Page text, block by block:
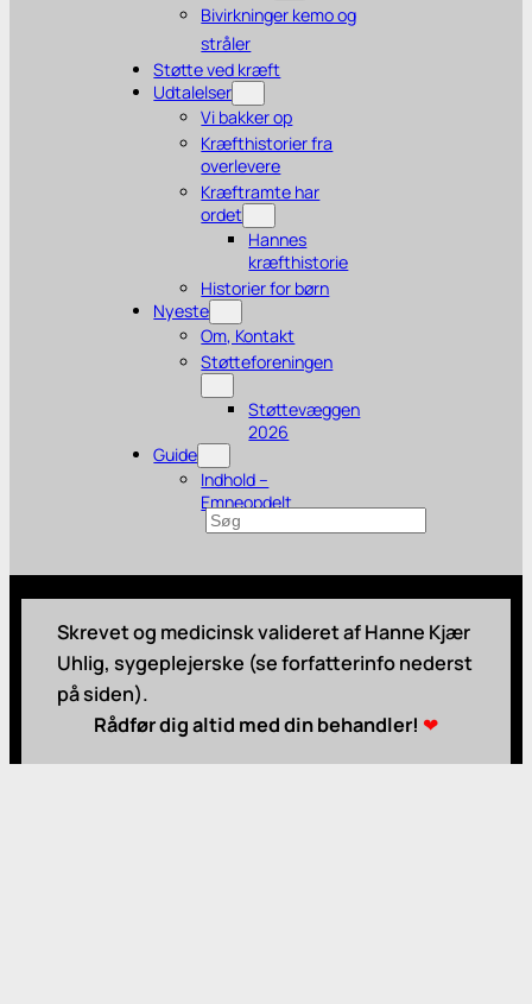
Bivirkninger kemo og
stråler
Støtte ved kræft
Udtalelser
Vi bakker op
Kræfthistorier fra
overlevere
Kræftramte har
ordet
Hannes
kræfthistorie
Historier for børn
Nyeste
Om, Kontakt
Støtteforeningen
Støttevæggen
2026
Guide
Indhold –
Emneopdelt
Søg
Skrevet og medicinsk valideret af Hanne Kjær
Uhlig, sygeplejerske (se forfatterinfo nederst
på siden).
Rådfør dig altid med din behandler! ❤